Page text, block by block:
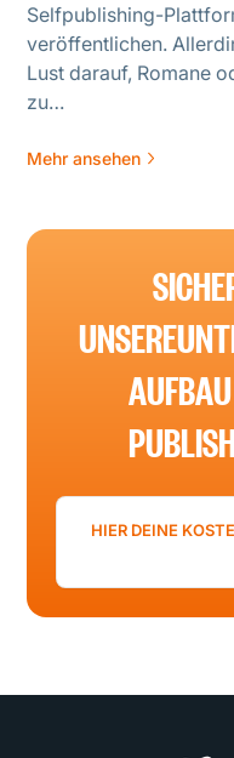
Selfpublishing-
veröffentlichen.
Lust darauf, Romane
zu…
Mehr ansehen
HIER DEINE